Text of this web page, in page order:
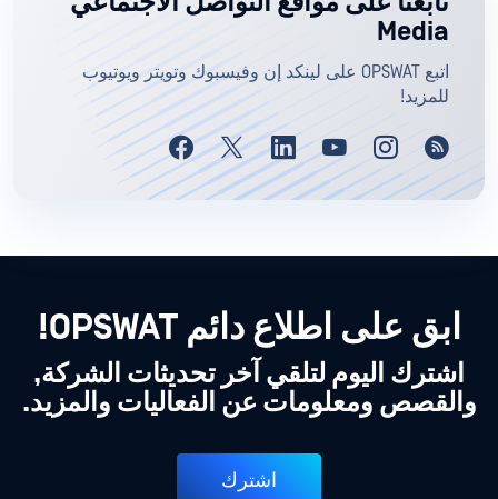
Media
اتبع OPSWAT على لينكد إن وفيسبوك وتويتر ويوتيوب
للمزيد!
ابق على اطلاع دائم OPSWAT!
اشترك اليوم لتلقي آخر تحديثات الشركة,
والقصص ومعلومات عن الفعاليات والمزيد.
اشترك